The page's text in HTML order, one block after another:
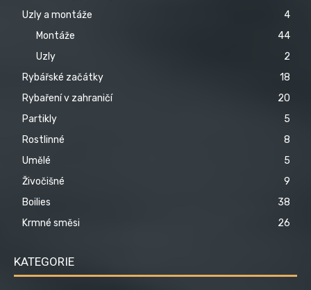
Uzly a montáže
4
Montáže
44
Uzly
2
Rybářské začátky
18
Rybaření v zahraničí
20
Partikly
5
Rostlinné
8
Umělé
5
Živočišné
9
Boilies
38
Krmné směsi
26
KATEGORIE